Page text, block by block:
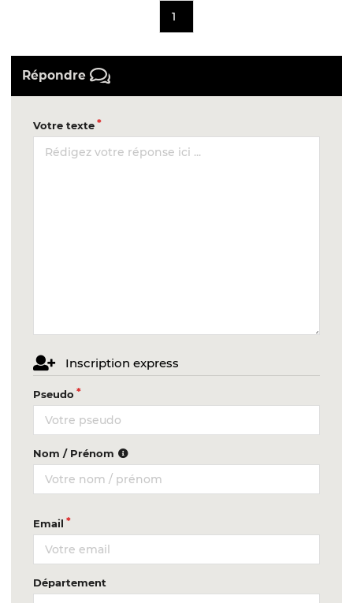
1
Répondre
Votre texte
Inscription express
Pseudo
Nom / Prénom
Email
Département